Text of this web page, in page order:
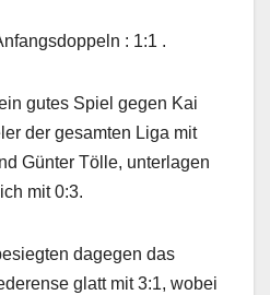
: 1:1 .
gutes Spiel gegen Kai
der gesamten Liga mit
Günter Tölle, unterlagen
mit 0:3.
dagegen das
glatt mit 3:1, wobei